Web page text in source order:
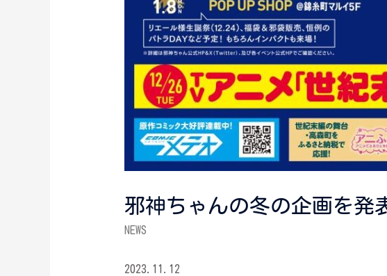
邪神ちゃんの冬の企画を発
NEWS
2023.11.12